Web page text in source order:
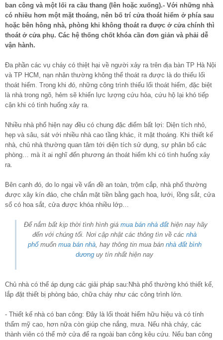
ban công và một lối ra cầu thang (lên hoặc xuống).- Với những nhà
có nhiều hơn một mặt thoáng, nên bố trí cửa thoát hiểm ở phía sau
hoặc bên hông nhà, phòng khi không thoát ra được ở cửa chính thì
thoát ở cửa phụ. Các hệ thống chốt khóa cần đơn giản và phải dễ
vận hành.
Đa phần các vụ cháy có thiệt hại về người xảy ra trên địa bàn TP Hà Nội
và TP HCM, nạn nhân thường không thể thoát ra được là do thiếu lối
thoát hiểm. Trong khi đó, những công trình thiếu lối thoát hiểm, đặc biệt
là nhà trong ngõ, hẻm sẽ khiến lực lượng cứu hỏa, cứu hộ lại khó tiếp
cận khi có tình huống xảy ra.
Nhiều nhà phố hiện nay đều có chung đặc điểm bất lợi: Diện tích nhỏ,
hẹp và sâu, sát với nhiều nhà cao tầng khác, ít mặt thoáng. Khi thiết kế
nhà, chủ nhà thường quan tâm tới diện tích sử dụng, sự phân bố các
phòng… mà ít ai nghĩ đến phương án thoát hiểm khi có tình huống xảy
ra.
Bên cạnh đó, do lo ngại về vấn đề an toàn, trộm cắp, nhà phố thường
được xây kín đáo, che chắn mặt tiền bằng gạch hoa, lưới, lồng sắt, cửa
sổ có hoa sắt, cửa được khóa nhiều lớp…
Để nắm bất kịp thời tình hình giá mua bán nhà đấthiện nay hãy
đến với chúng tối. Nơi cập nhật các thông tìn về các nhà
phốmuốn mua bán nhà, hay thông tin mua bán nhà đất bình
dương uy tín nhất hiện nay
Chủ nhà có thể áp dụng các giải pháp sau:Nhà phố thường khó thiết kế,
lắp đặt thiết bị phòng báo, chữa cháy như các công trình lớn.
- Thiết kế nhà có ban công: Đây là lối thoát hiểm hữu hiệu và có tính
thẩm mỹ cao, hơn nữa còn giúp che nắng, mưa. Nếu nhà cháy, các
thành viên có thể mở cửa để ra ngoài ban công kêu cứu. Nếu ban công